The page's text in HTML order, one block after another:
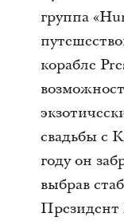
группа
корабле
свадьбы с
году он
выбрав
Президент